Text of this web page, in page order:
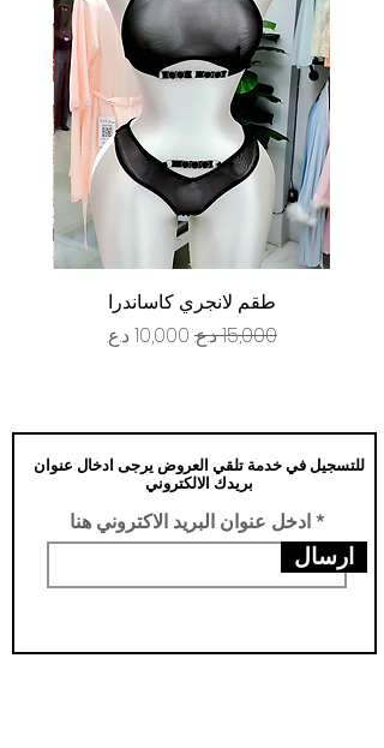
طقم لانجري كاساندرا
سعر عادي سعر البيع
للتسجيل في خدمة تلقي العروض يرجى ادخال عنوان
بريدك الالكتروني
ادخل عنوان البريد الاكتروني هنا
ارسال